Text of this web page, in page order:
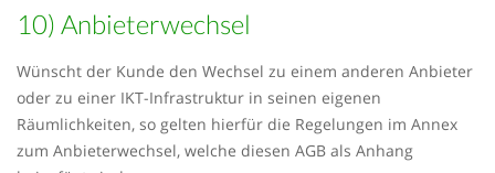
10) Anbieterwechsel
Wünscht der Kunde den Wechsel zu einem anderen Anbieter
oder zu einer IKT-Infrastruktur in seinen eigenen
Räumlichkeiten, so gelten hierfür die Regelungen im Annex
zum Anbieterwechsel, welche diesen AGB als Anhang